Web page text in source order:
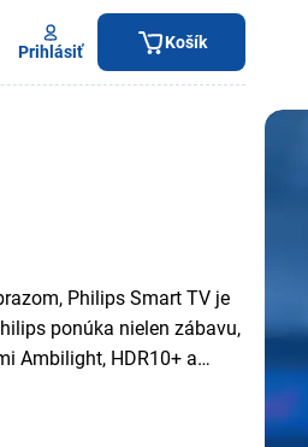
Prihlásiť Košík
Philips Smart TV je
ponúka nielen zábavu,
Ambilight, HDR10+ a